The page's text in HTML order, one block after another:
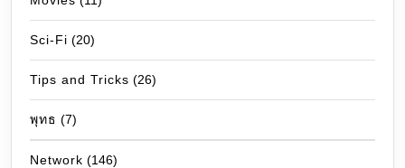
Sci-Fi (20)
Tips and Tricks (26)
พุทธ (7)
Network (146)